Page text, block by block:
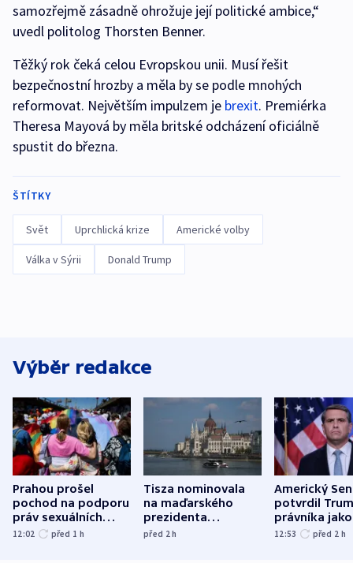
samozřejmě zásadně ohrožuje její politické ambice,“
uvedl politolog Thorsten Benner.
Těžký rok čeká celou Evropskou unii. Musí řešit
bezpečnostní hrozby a měla by se podle mnohých
reformovat. Největším impulzem je brexit. Premiérka
Theresa Mayová by měla britské odcházení oficiálně
spustit do března.
ŠTÍTKY
Svět Uprchlická krize Americké volby
Válka v Sýrii Donald Trump
Výběr redakce
Prahou prošel
pochod na podporu
práv sexuálních
menšin
12:02 před 1 h
Tisza nominovala
na maďarského
prezidenta
bývalého šéfa
před 2h
Americký
potvrdil
právníka jako
ministra
12:53 před 2 h